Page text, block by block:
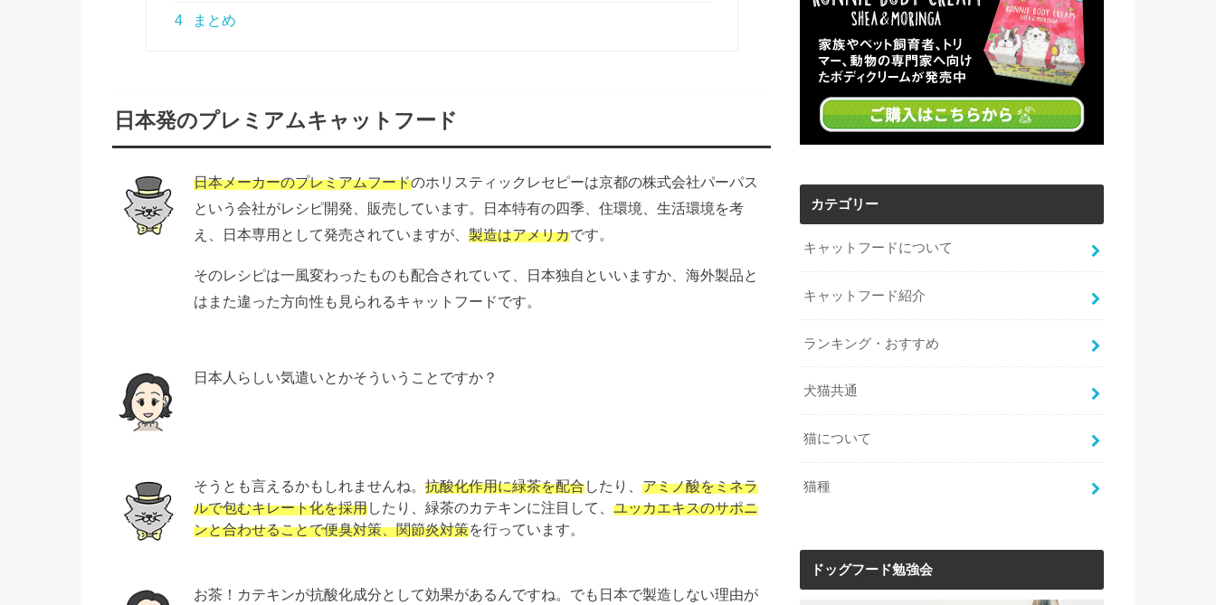
4 まとめ
日本発のプレミアムキャットフード
日本メーカーのプレミアムフードのホリスティックレセピーは京都の株式会社パーパス
という会社がレシピ開発、販売しています。日本特有の四季、住環境、生活環境を考
え、日本専用として発売されていますが、 製造はアメリカです。
そのレシピは一風変わったものも配合されていて、日本独自といいますか、海外製品と
はまた違った方向性も見られるキャットフードです。
日本人らしい気遣いとかそういうことですか？
そうとも言えるかもしれませんね。 抗酸化作用に緑茶を配合したり、 アミノ酸をミネラ
ルで包むキレート化を採用したり、緑茶のカテキンに注目して、 ユッカエキスのサポニ
ンと合わせることで便臭対策、関節炎対策を行っています。
お茶！カテキンが抗酸化成分として効果があるんですね。でも日本で製造しない理由が
カテゴリー
キャットフードについて
キャットフード紹介
ランキング・おすすめ
犬猫共通
猫について
猫種
ドッグフード勉強会